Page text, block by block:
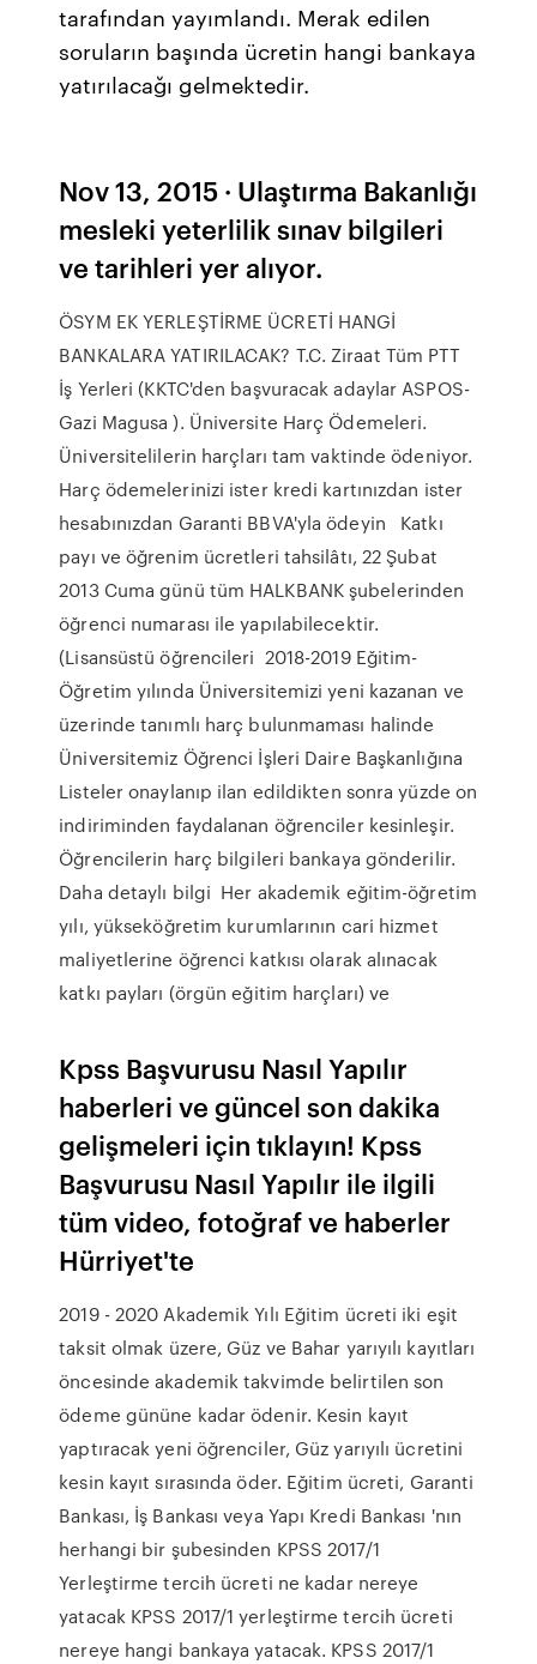
tarafından yayımlandı. Merak edilen
soruların başında ücretin hangi bankaya
yatırılacağı gelmektedir.
Nov 13, 2015 · Ulaştırma Bakanlığı
mesleki yeterlilik sınav bilgileri
ve tarihleri yer alıyor.
ÖSYM EK YERLEŞTİRME ÜCRETİ HANGİ
BANKALARA YATIRILACAK? T.C. Ziraat Tüm PTT
İş Yerleri (KKTC'den başvuracak adaylar ASPOS-
Gazi Magusa ). Üniversite Harç Ödemeleri.
Üniversitelilerin harçları tam vaktinde ödeniyor.
Harç ödemelerinizi ister kredi kartınızdan ister
hesabınızdan Garanti BBVA'yla ödeyin Katkı
payı ve öğrenim ücretleri tahsilâtı, 22 Şubat
2013 Cuma günü tüm HALKBANK şubelerinden
öğrenci numarası ile yapılabilecektir.
(Lisansüstü öğrencileri 2018-2019 Eğitim-
Öğretim yılında Üniversitemizi yeni kazanan ve
üzerinde tanımlı harç bulunmaması halinde
Üniversitemiz Öğrenci İşleri Daire Başkanlığına
Listeler onaylanıp ilan edildikten sonra yüzde on
indiriminden faydalanan öğrenciler kesinleşir.
Öğrencilerin harç bilgileri bankaya gönderilir.
Daha detaylı bilgi Her akademik eğitim-öğretim
yılı, yükseköğretim kurumlarının cari hizmet
maliyetlerine öğrenci katkısı olarak alınacak
katkı payları (örgün eğitim harçları) ve
Kpss Başvurusu Nasıl Yapılır
haberleri ve güncel son dakika
gelişmeleri için tıklayın! Kpss
Başvurusu Nasıl Yapılır ile ilgili
tüm video, fotoğraf ve haberler
Hürriyet'te
2019 - 2020 Akademik Yılı Eğitim ücreti iki eşit
taksit olmak üzere, Güz ve Bahar yarıyılı kayıtları
öncesinde akademik takvimde belirtilen son
ödeme gününe kadar ödenir. Kesin kayıt
yaptıracak yeni öğrenciler, Güz yarıyılı ücretini
kesin kayıt sırasında öder. Eğitim ücreti, Garanti
Bankası, İş Bankası veya Yapı Kredi Bankası 'nın
herhangi bir şubesinden KPSS 2017/1
Yerleştirme tercih ücreti ne kadar nereye
yatacak KPSS 2017/1 yerleştirme tercih ücreti
nereye hangi bankaya yatacak. KPSS 2017/1